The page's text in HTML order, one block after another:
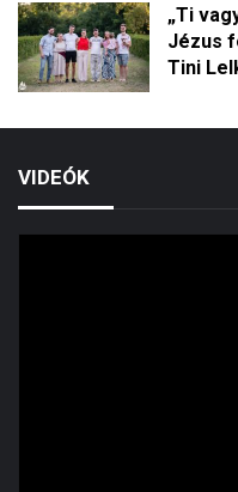
„Ti
Jézus
Tini
VIDEÓK